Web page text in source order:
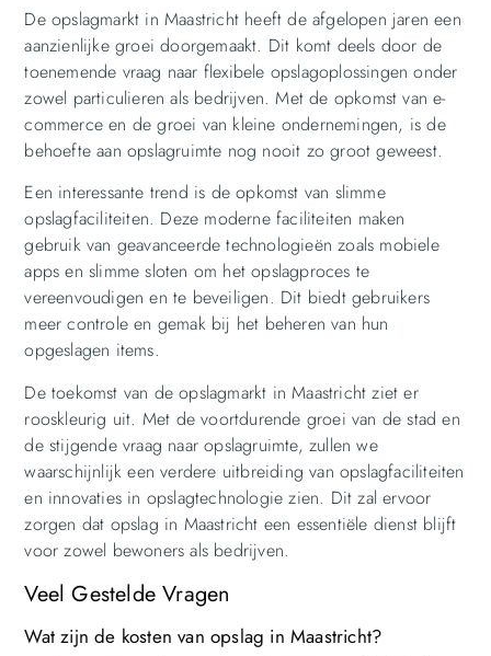
De opslagmarkt in Maastricht heeft de afgelopen jaren een
aanzienlijke groei doorgemaakt. Dit komt deels door de
toenemende vraag naar flexibele opslagoplossingen onder
zowel particulieren als bedrijven. Met de opkomst van e-
commerce en de groei van kleine ondernemingen, is de
behoefte aan opslagruimte nog nooit zo groot geweest.
Een interessante trend is de opkomst van slimme
opslagfaciliteiten. Deze moderne faciliteiten maken
gebruik van geavanceerde technologieën zoals mobiele
apps en slimme sloten om het opslagproces te
vereenvoudigen en te beveiligen. Dit biedt gebruikers
meer controle en gemak bij het beheren van hun
opgeslagen items.
De toekomst van de opslagmarkt in Maastricht ziet er
rooskleurig uit. Met de voortdurende groei van de stad en
de stijgende vraag naar opslagruimte, zullen we
waarschijnlijk een verdere uitbreiding van opslagfaciliteiten
en innovaties in opslagtechnologie zien. Dit zal ervoor
zorgen dat opslag in Maastricht een essentiële dienst blijft
voor zowel bewoners als bedrijven.
Veel Gestelde Vragen
Wat zijn de kosten van opslag in Maastricht?